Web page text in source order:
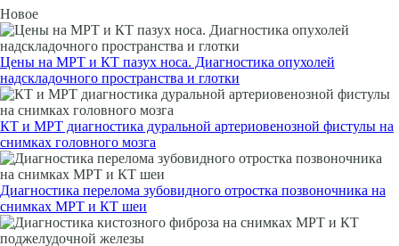
Новое
Цены на МРТ и КТ пазух носа. Диагностика опухолей
надскладочного пространства и глотки
КТ и МРТ диагностика дуральной артериовенозной фистулы на
снимках головного мозга
Диагностика перелома зубовидного отростка позвоночника на
снимках МРТ и КТ шеи